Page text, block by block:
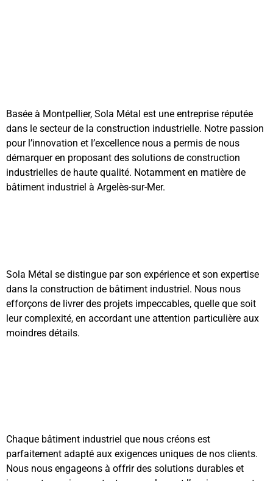
Basée à Montpellier, Sola Métal est une entreprise réputée
dans le secteur de la construction industrielle. Notre passion
pour l’innovation et l’excellence nous a permis de nous
démarquer en proposant des solutions de construction
industrielles de haute qualité. Notamment en matière de
bâtiment industriel à Argelès-sur-Mer.
Sola Métal se distingue par son expérience et son expertise
dans la construction de bâtiment industriel. Nous nous
efforçons de livrer des projets impeccables, quelle que soit
leur complexité, en accordant une attention particulière aux
moindres détails.
Chaque bâtiment industriel que nous créons est
parfaitement adapté aux exigences uniques de nos clients.
Nous nous engageons à offrir des solutions durables et